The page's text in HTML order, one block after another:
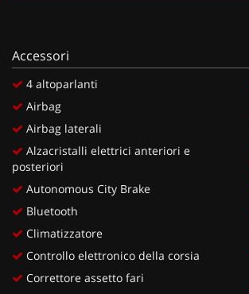
Accessori
4 altoparlanti
Airbag
Airbag laterali
Alzacristalli elettrici anteriori e
posteriori
Autonomous City Brake
Bluetooth
Climatizzatore
Controllo elettronico della corsia
Correttore assetto fari